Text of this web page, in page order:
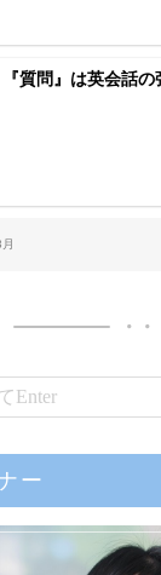
『質問』は英会話
ー